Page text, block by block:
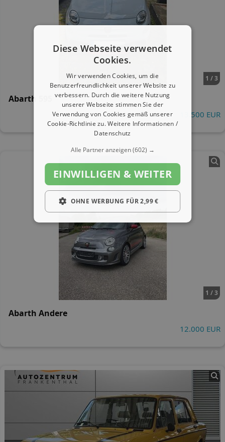
1 / 3
Abarth 595
13.500 EUR
1 / 3
Abarth Andere
12.000 EUR
Diese Webseite verwendet
Cookies.
Wir verwenden Cookies, um die
Benutzerfreundlichkeit unserer Website zu
verbessern. Durch die weitere Nutzung
unserer Webseite stimmen Sie der
Verwendung von Cookies gemäß unserer
Cookie-Richtlinie zu.Weitere Informationen /
Datenschutz
Alle Partner anzeigen(602) →
EINWILLIGEN & WEITER
OHNE WERBUNG FÜR 2,99 €